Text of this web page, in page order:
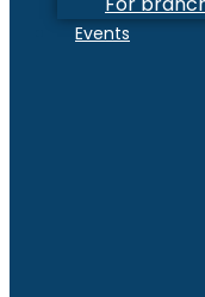
Events